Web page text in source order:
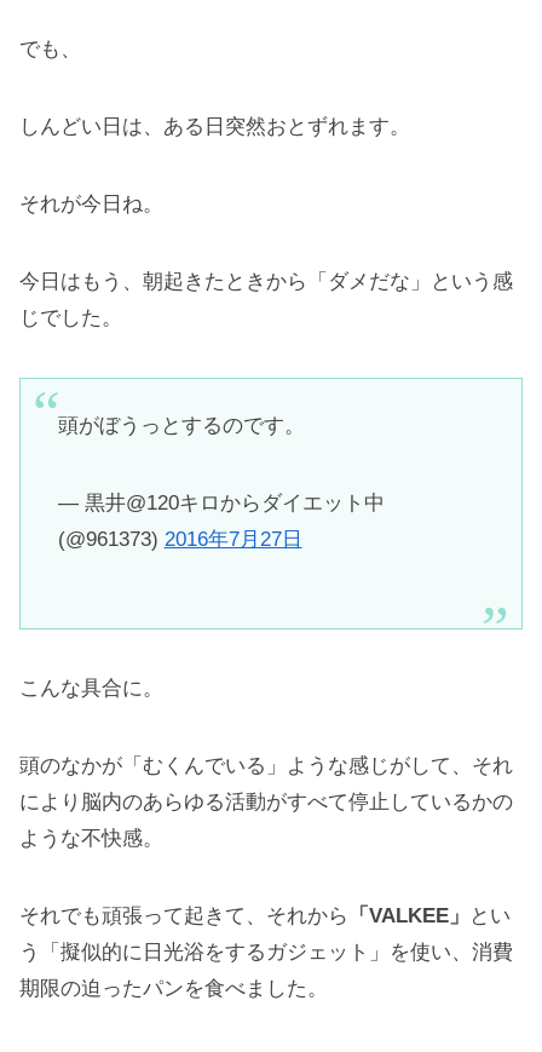
でも、
しんどい日は、ある日突然おとずれます。
それが今日ね。
今日はもう、朝起きたときから「ダメだな」という感
じでした。
頭がぼうっとするのです。
— 黒井@120キロからダイエット中
(@961373) 2016年7月27日
こんな具合に。
頭のなかが「むくんでいる」ような感じがして、それ
により脳内のあらゆる活動がすべて停止しているかの
ような不快感。
それでも頑張って起きて、それから 「VALKEE」
とい
う「擬似的に日光浴をするガジェット」を使い、消費
期限の迫ったパンを食べました。